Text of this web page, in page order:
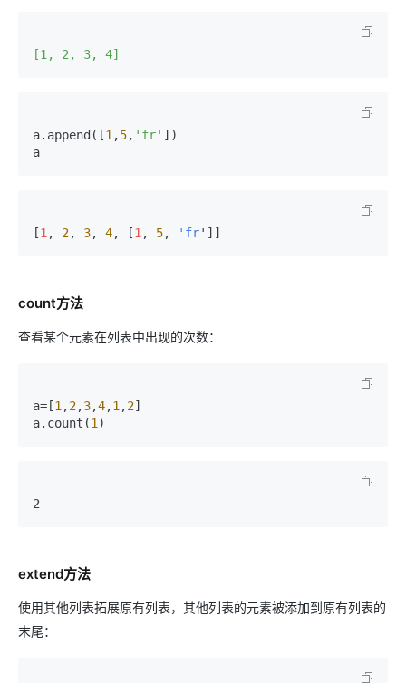
[1, 2, 3, 4]
a.append([1 ,5, 'fr' ])
a
[1 , 2, 3, 4, [1 , 5, 'fr']]
count方法
查看某个元素在列表中出现的次数：
a=[1 ,2,3,4,1 ,2]
a.count(1 )
2
extend方法
使用其他列表拓展原有列表，其他列表的元素被添加到原有列表的
末尾：